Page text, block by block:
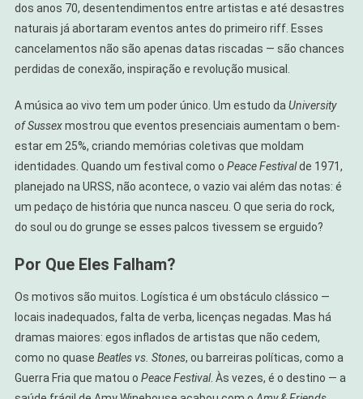
dos anos 70, desentendimentos entre artistas e até desastres
naturais já abortaram eventos antes do primeiro riff. Esses
cancelamentos não são apenas datas riscadas — são chances
perdidas de conexão, inspiração e revolução musical.
A música ao vivo tem um poder único. Um estudo da University
of Sussexmostrou que eventos presenciais aumentam o bem-
estar em 25%, criando memórias coletivas que moldam
identidades. Quando um festival como o Peace Festivalde 1971,
planejado na URSS, não acontece, o vazio vai além das notas: é
um pedaço de história que nunca nasceu. O que seria do rock,
do soul ou do grunge se esses palcos tivessem se erguido?
Por Que Eles Falham?
Os motivos são muitos. Logística é um obstáculo clássico —
locais inadequados, falta de verba, licenças negadas. Mas há
dramas maiores: egos inflados de artistas que não cedem,
como no quase Beatles vs. Stones, ou barreiras políticas, como a
Guerra Fria que matou o Peace Festival. Às vezes, é o destino — a